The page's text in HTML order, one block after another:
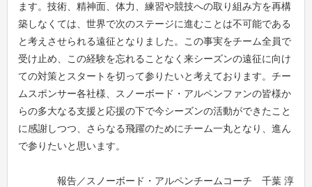
ます。技術、精神面、体力、練習や競技への取り組み方を再構
築しなくては、世界で次のステージに進むことは不可能である
と考えさせられる遠征となりました。この事実をチーム全員で
受け止め、この経験を忘れることなく来シーズンの遠征に向け
ての対策とスタートを切って参りたいと考えております。チー
ムスポンサー各社様、スノーボード・アルペンファンの皆様か
らの多大なる支援と応援の下で今シーズンの活動ができたこと
に感謝しつつ、さらなる飛躍のためにチーム一丸となり、進ん
で参りたいと思います。
報告／スノーボード・アルペンチームコーチ 千葉 淳